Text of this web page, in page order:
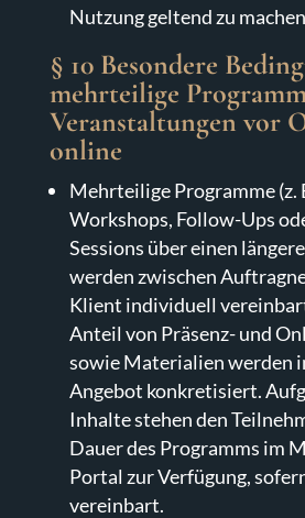
Nutzung geltend zu
§ 10 Besondere
mehrteilige
Veranstaltungen vor
online
Mehrteilige Programme (z.
Workshops, Follow-Ups
Sessions über einen
werden zwischen
Klient individuell
Anteil von Präsenz- und
sowie Materialien werden
Angebot konkretisiert.
Inhalte stehen den
Dauer des Programms im
Portal zur Verfügung,
vereinbart.